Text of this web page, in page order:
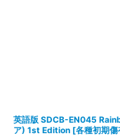
英語版 SDCB-EN045
ア) 1st Edition [各種初期傷